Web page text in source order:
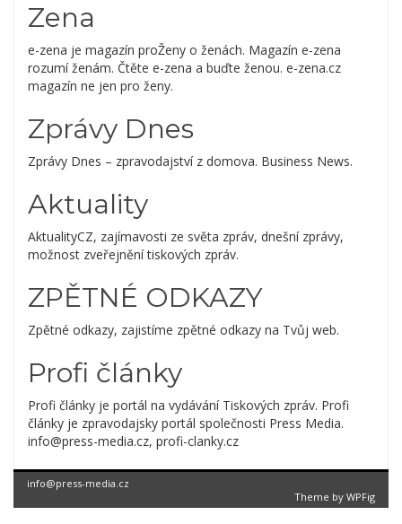
Zena
e-zena je magazín proŽeny o ženách. Magazín e-zena
rozumí ženám. Čtěte e-zena a buďte ženou. e-zena.cz
magazín ne jen pro ženy.
Zprávy Dnes
Zprávy Dnes – zpravodajství z domova. Business News.
Aktuality
AktualityCZ, zajímavosti ze světa zpráv, dnešní zprávy,
možnost zveřejnění tiskových zpráv.
ZPĚTNÉ ODKAZY
Zpětné odkazy, zajistíme zpětné odkazy na Tvůj web.
Profi články
Profi články je portál na vydávání Tiskových zpráv. Profi
články je zpravodajsky portál společnosti Press Media.
info@press-media.cz, profi-clanky.cz
info@press-media.cz
Theme by WPFig